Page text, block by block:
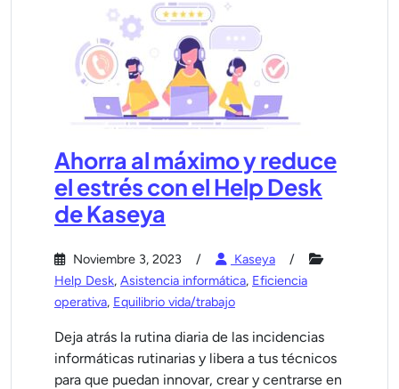
Ahorra al máximo y reduce
el estrés con el Help Desk
de Kaseya
Noviembre 3, 2023
Kaseya
Help Desk, Asistencia informática, Eficiencia
operativa, Equilibrio vida/trabajo
Deja atrás la rutina diaria de las incidencias
informáticas rutinarias y libera a tus técnicos
para que puedan innovar, crear y centrarse en